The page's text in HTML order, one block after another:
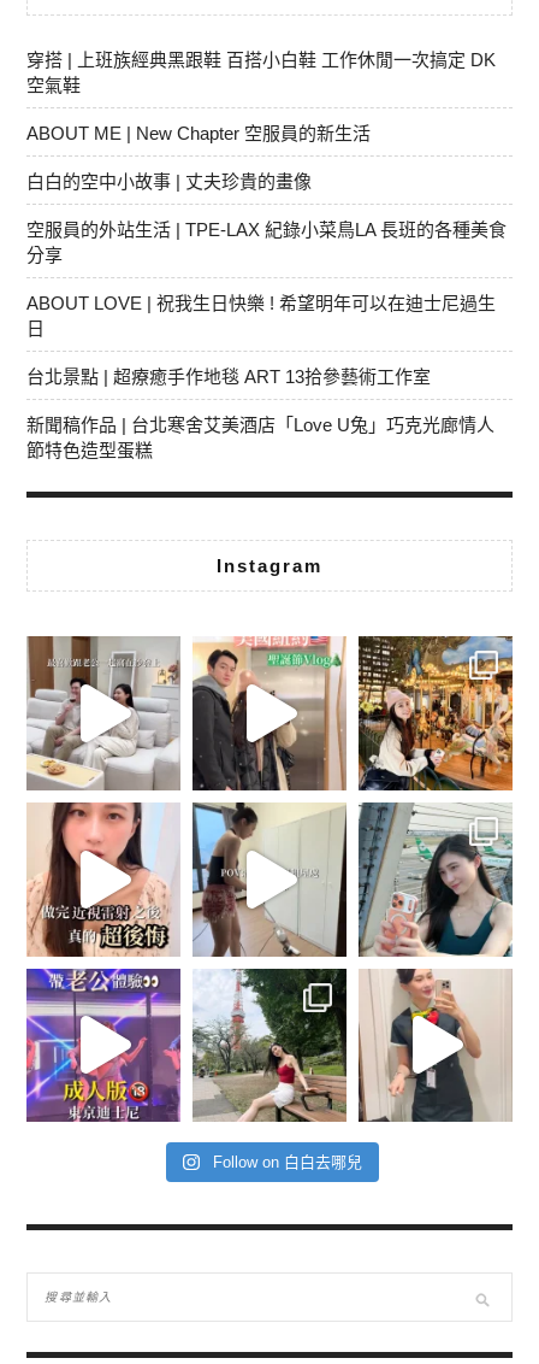
穿搭 | 上班族經典黑跟鞋 百搭小白鞋 工作休閒一次搞定 DK
空氣鞋
ABOUT ME | New Chapter 空服員的新生活
白白的空中小故事 | 丈夫珍貴的畫像
空服員的外站生活 | TPE-LAX 紀錄小菜鳥LA 長班的各種美食
分享
ABOUT LOVE | 祝我生日快樂 ! 希望明年可以在迪士尼過生
日
台北景點 | 超療癒手作地毯 ART 13拾參藝術工作室
新聞稿作品 | 台北寒舍艾美酒店「Love U兔」巧克光廊情人
節特色造型蛋糕
Instagram
Follow on 白白去哪兒